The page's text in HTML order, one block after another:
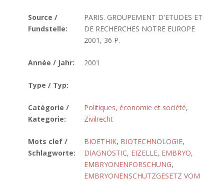
Source /
Fundstelle:
PARIS. GROUPEMENT D'ETUDES ET
DE RECHERCHES NOTRE EUROPE
2001, 36 P.
Année / Jahr: 2001
Type / Typ:
Catégorie /
Kategorie:
Politiques, économie et société,
Zivilrecht
Mots clef /
Schlagworte:
BIOETHIK, BIOTECHNOLOGIE,
DIAGNOSTIC, EIZELLE, EMBRYO,
EMBRYONENFORSCHUNG,
EMBRYONENSCHUTZGESETZ VOM